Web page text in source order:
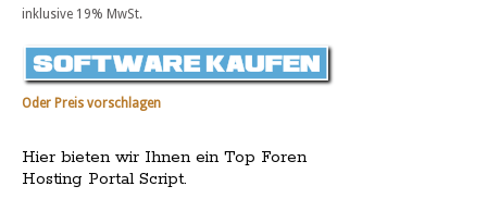
inklusive 19% MwSt.
Oder Preis vorschlagen
Hier bieten wir Ihnen ein Top Foren
Hosting Portal Script.